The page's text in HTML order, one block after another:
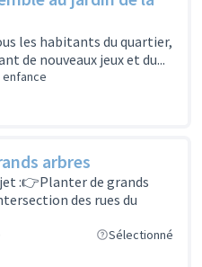
les habitants du quartier,
de nouveaux jeux et du...
arbres
:👉Planter de grands
des rues du
Sélectionné